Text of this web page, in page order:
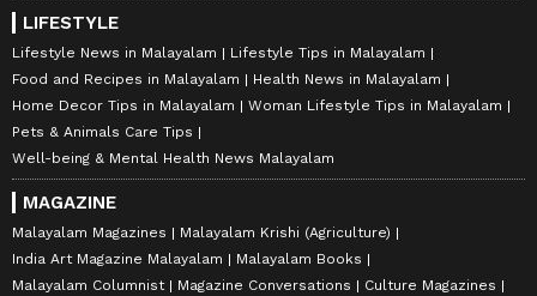
LIFESTYLE
Lifestyle News in Malayalam
Lifestyle Tips in Malayalam
Food and Recipes in Malayalam
Health News in Malayalam
Home Decor Tips in Malayalam
Woman Lifestyle Tips in Malayalam
Pets & Animals Care Tips
Well-being & Mental Health News Malayalam
MAGAZINE
Malayalam Magazines
Malayalam Krishi (Agriculture)
India Art Magazine Malayalam
Malayalam Books
Malayalam Columnist
Magazine Conversations
Culture Magazines